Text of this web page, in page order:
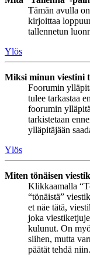
Tämän avulla
kirjoittaa
tallennetun
Ylös
Miksi minun viestini
Foorumin
tulee tarkastaa
foorumin
tarkistetaan
ylläpitäjään
Ylös
Miten tönäisen
Klikkaamalla
“tönäistä”
et näe tätä,
joka
kulunut. On
siihen, mutta
päätät tehdä niin.